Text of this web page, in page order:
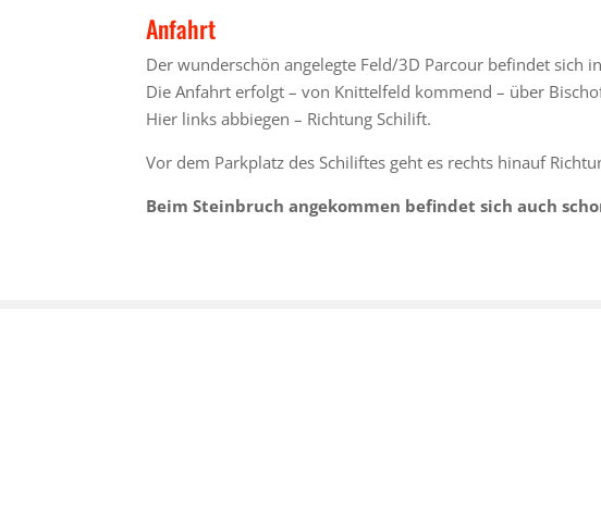
Anfahrt
Der wunderschön angelegte Feld/3D Parcour befindet sich
Die Anfahrt erfolgt – von Knittelfeld kommend – über
Hier links abbiegen – Richtung Schilift.
Vor dem Parkplatz des Schiliftes geht es rechts hinauf
Beim Steinbruch angekommen befindet sich auch